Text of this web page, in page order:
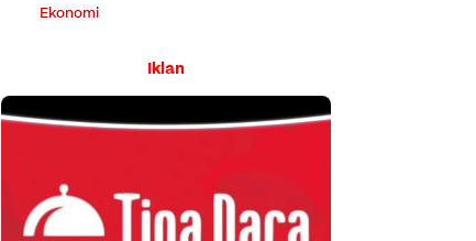
Ekonomi
Iklan